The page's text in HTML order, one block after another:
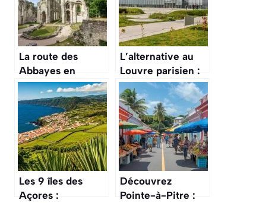
La route des
Abbayes en
Normandie est un
itinéraire
historique et
spirituel, encore
plus
impressionnant
dans la lumière
d’automne
L’alternative au
Louvre parisien :
ce musée
ultramoderne,
construit sur une
ancienne mine,
expose les trésors
de l’Égypte
Les 9 îles des
Açores :
Découvrez
Pointe-à-Pitre :